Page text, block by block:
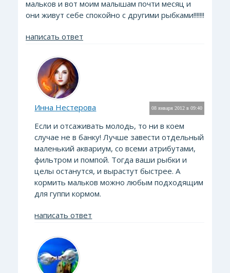
мальков и вот моим малышам почти месяц и
они живут себе спокойно с другими рыбками!!!!!!!
написать ответ
08 января 2012 в 09:40
Инна Нестерова
Если и отсаживать молодь, то ни в коем
случае не в банку! Лучше завести отдельный
маленький аквариум, со всеми атрибутами,
фильтром и помпой. Тогда ваши рыбки и
целы останутся, и вырастут быстрее. А
кормить мальков можно любым подходящим
для гуппи кормом.
написать ответ